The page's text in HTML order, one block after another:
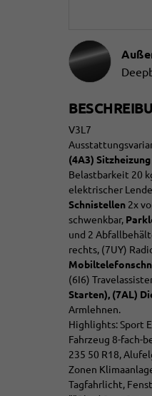
V3L7
(4A3)
Belastbarkeit 20
elektrischer
Schnistellen 2x
schwenkbar,
und 2
rechts, (7UY)
(6I6)
Starten), (7AL)
Armlehnen.
Highlights: Sport
Fahrzeug 8-fach-
235 50 R18,
Zonen
Tagfahrlicht,